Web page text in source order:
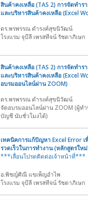
สินค้าคงเหลือ (TAS 2) การจัดทำ
และบริหารสินค้าคงเหลือ (Excel
ดร.พรพรรณ ดำรงค์สุขนิวัฒน์
โรงแรม จุบีลี เพรสทีจน์ รัชดาภิเษก
สินค้าคงเหลือ (TAS 2) การจัดทำ
และบริหารสินค้าคงเหลือ (Excel
อบรมออนไลน์ผ่าน ZOOM)
ดร.พรพรรณ ดำรงค์สุขนิวัฒน์
จัดอบรมออนไลน์ผ่าน ZOOM (ผู้ท
บัญชี นับชั่วโมงได้)
เทคนิคการแก้ปัญหา Excel Error เ
รวดเร็วในการทำงาน (หลักสูตรให
***เลื่อนโปรดติดต่อเจ้าหน้าที่***
อ.พิชญ์ศิณี แขเพ็ญอำไพ
โรงแรม จุบีลี เพรสทีจน์ รัชดาภิเษก